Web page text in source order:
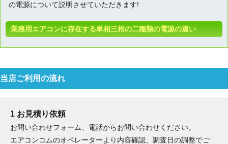
の電源について説明させていただきます!
業務用エアコンに存在する単相三相の二種類の電源の違い
当店ご利用の流れ
1 お見積り依頼
お問い合わせフォーム、電話からお問い合わせください。
エアコンコムのオペレーターより内容確認、調査日の調整でご
機器お見積り依頼
メッセージ